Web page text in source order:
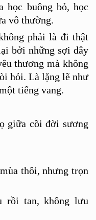
học buông bỏ, học
vô thường.
phải là đi thật
ại bởi những sợi dây
thương mà không
hỏi. Là lặng lẽ như
t tiếng vang.
giữa cõi đời sương
ùa thôi, nhưng trọn
rồi tan, không lưu